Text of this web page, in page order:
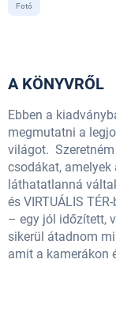
Fotó
A KÖNYVRŐL
Ebben a
megmutatni a
világot.
csodákat,
láthatatlanná
és VIRTUÁLIS
– egy jól időzített,
sikerül átadnom
amit a kamerákon